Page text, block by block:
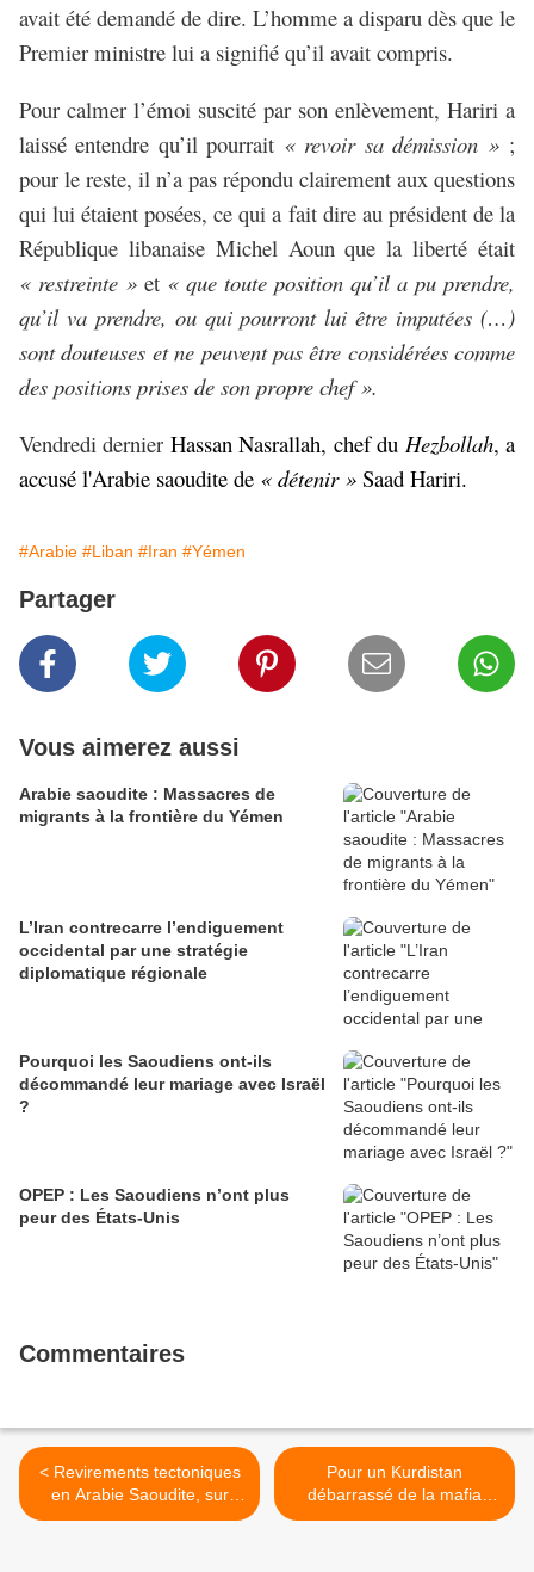
avait été demandé de dire. L’homme a disparu dès que le
Premier ministre lui a signifié qu’il avait compris.
Pour calmer l’émoi suscité par son enlèvement, Hariri a
laissé entendre qu’il pourrait « revoir sa démission » ;
pour le reste, il n’a pas répondu clairement aux questions
qui lui étaient posées, ce qui a fait dire au président de la
République libanaise Michel Aoun que la liberté était
« restreinte » et « que toute position qu’il a pu prendre,
qu’il va prendre, ou qui pourront lui être imputées (…)
sont douteuses et ne peuvent pas être considérées comme
des positions prises de son propre chef ».
Vendredi dernier Hassan Nasrallah, chef du Hezbollah, a
accusé l'Arabie saoudite de « détenir » Saad Hariri.
#Arabie #Liban #Iran #Yémen
Partager
Vous aimerez aussi
Arabie saoudite : Massacres de
migrants à la frontière du Yémen
L’Iran contrecarre l’endiguement
occidental par une stratégie
diplomatique régionale
Pourquoi les Saoudiens ont-ils
décommandé leur mariage avec Israël
?
OPEP : Les Saoudiens n’ont plus
peur des États-Unis
Commentaires
< Revirements tectoniques
en Arabie Saoudite, sur
fond de purge politique
Pour un Kurdistan
débarrassé de la mafia
barzaniste >